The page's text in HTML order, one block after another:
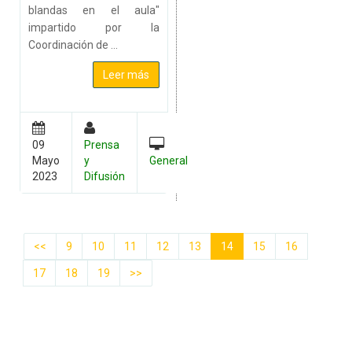
blandas en el aula"
impartido por la
Coordinación de ...
Leer más
09
Mayo
2023
Prensa
y
Difusión
General
<< 9 10 11 12 13 14 15 16
17 18 19 >>